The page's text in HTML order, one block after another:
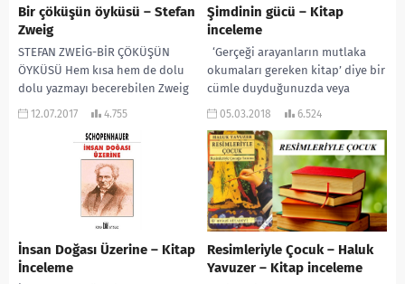
Bir çöküşün öyküsü – Stefan
Zweig
STEFAN ZWEİG-BİR ÇÖKÜŞÜN
ÖYKÜSÜ Hem kısa hem de dolu
dolu yazmayı becerebilen Zweig
ile ilgili yaptığım araştırmalar
12.07.2017 4.755
Şimdinin gücü – Kitap
inceleme
‘Gerçeği arayanların mutlaka
okumaları gereken kitap’ diye bir
cümle duyduğunuzda veya
okuduğunuzda ilginizi çeker
cümleye...
05.03.2018 6.524
İnsan Doğası Üzerine – Kitap
İnceleme
Resimleriyle Çocuk – Haluk
Yavuzer – Kitap inceleme